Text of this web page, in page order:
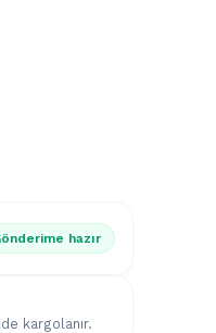
hazır
kargolanır.